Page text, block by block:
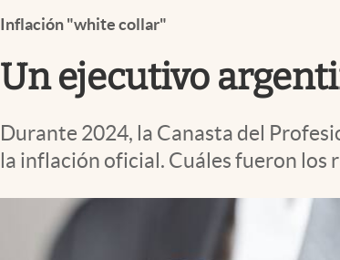
Clima
abre en nueva pestaña
Inflación "white collar"
Un ejecutivo
Durante 2024, la Canasta del
la inflación oficial. Cuáles fueron los